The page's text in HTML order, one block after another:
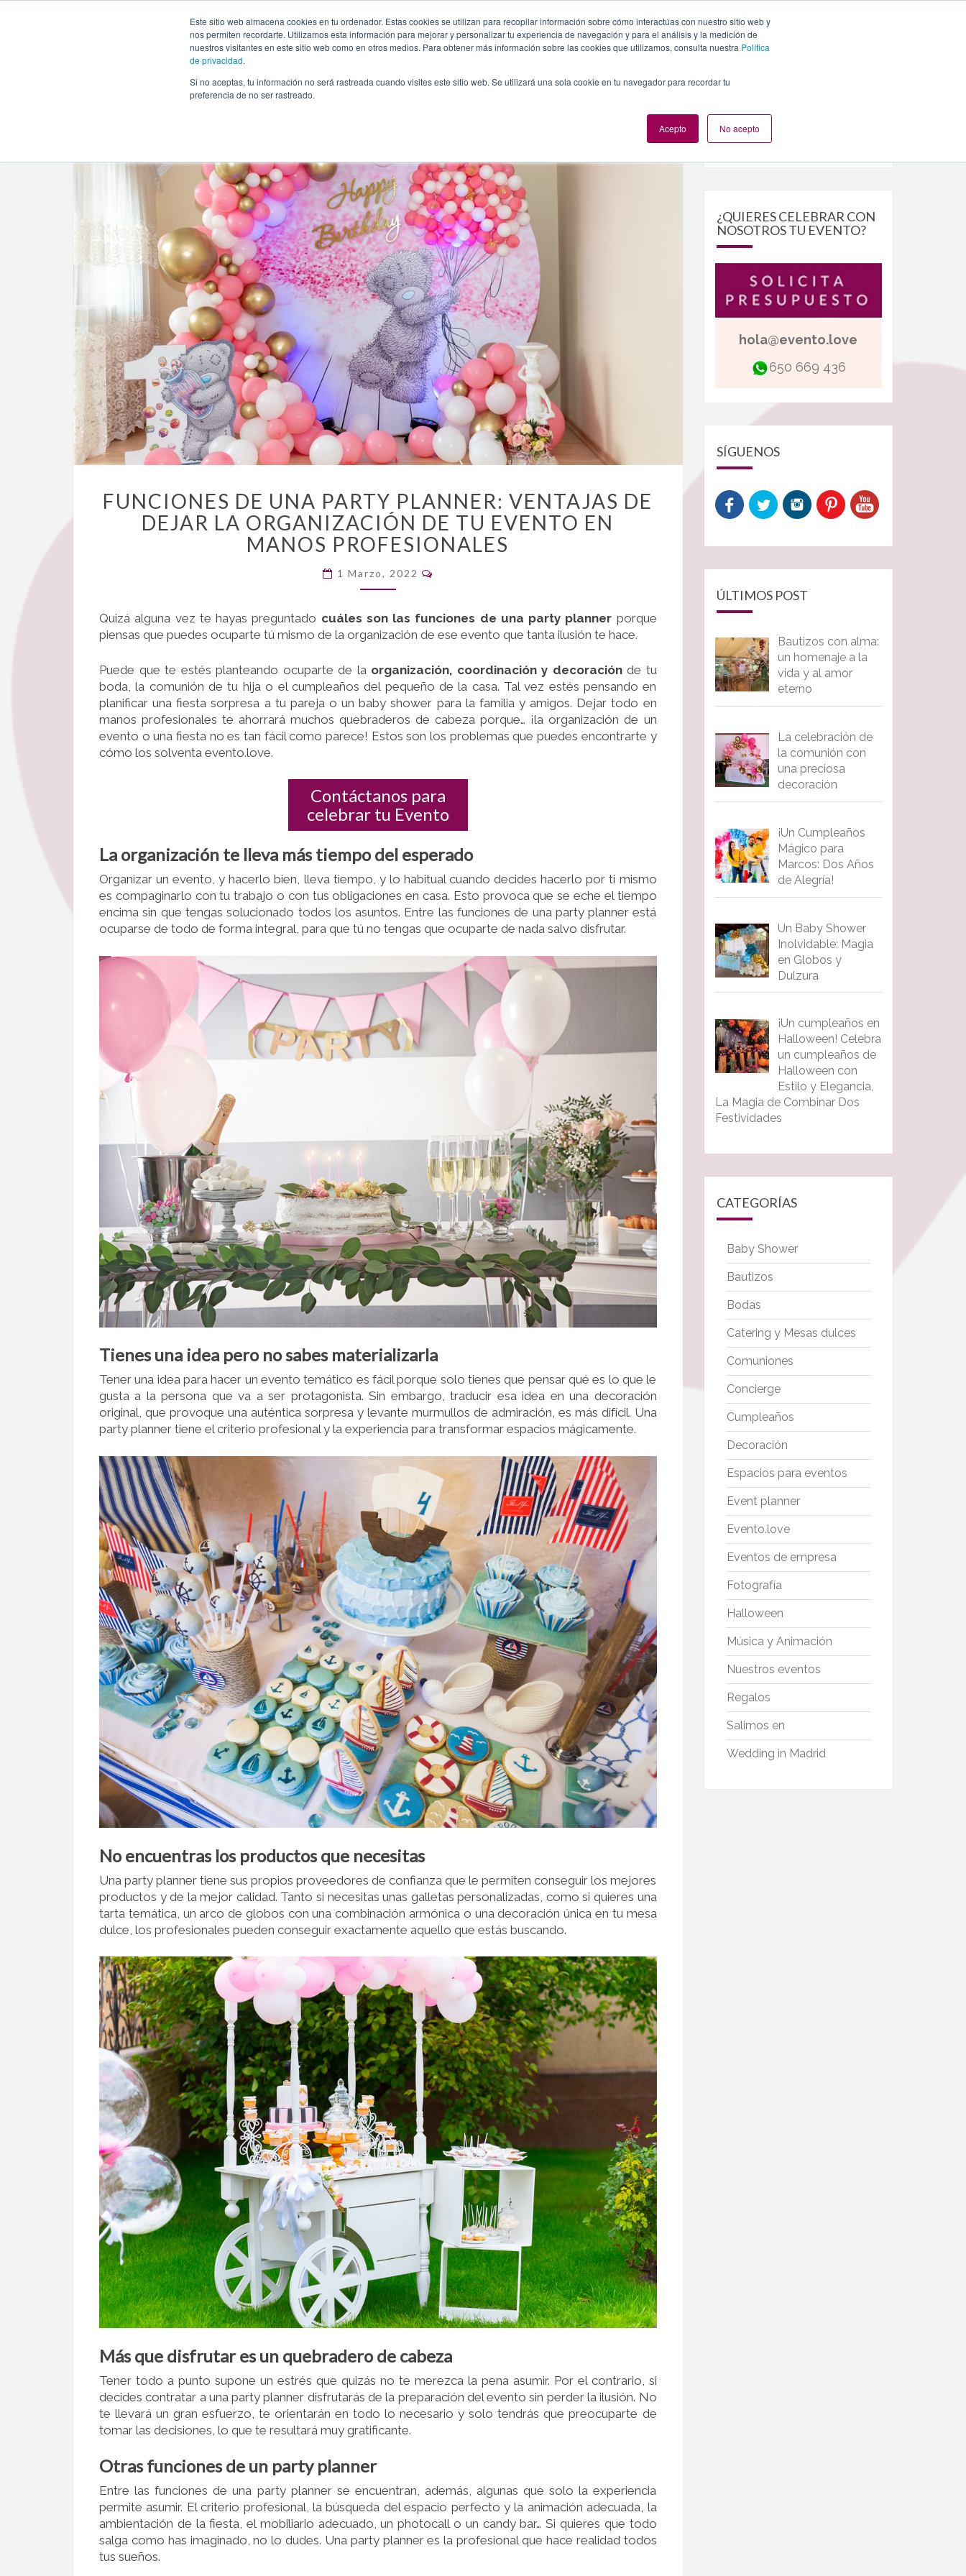
Este sitio web almacena cookies en tu ordenador. Estas cookies se utilizan para recopilar información sobre cómo interactúas con nuestro sitio web y
nos permiten recordarte. Utilizamos esta información para mejorar y personalizar tu experiencia de navegación y para el análisis y la medición de
nuestros visitantes en este sitio web como en otros medios. Para obtener más información sobre las cookies que utilizamos, consulta nuestra Política
de privacidad.
Si no aceptas, tu información no será rastreada cuando visites este sitio web. Se utilizará una sola cookie en tu navegador para recordar tu
preferencia de no ser rastreado.
Acepto No acepto
INICIO QUIÉNES SOMOS TE OFRECEMOS PLANES NUESTROS EVENTOS
Event planner»Funciones de una party planner: ventajas de dejar la organización de tu evento en manos profesionales
DE
UNA
PARTY
PLANNER:
VENTAJAS
DE
LA
TU
EVENTO
EN
MANOS
FUNCIONES DE UNA PARTY PLANNER: VENTAJAS DE
DEJAR LA ORGANIZACIÓN DE TU EVENTO EN
MANOS PROFESIONALES
1 Marzo, 2022
Quizá alguna vez te hayas preguntado cuáles son las funciones de una party planner porque
piensas que puedes ocuparte tú mismo de la organización de ese evento que tanta ilusión te hace.
Puede que te estés planteando ocuparte de la organización, coordinación y decoraciónde tu
boda, la comunión de tu hija o el cumpleaños del pequeño de la casa. Tal vez estés pensando en
planificar una fiesta sorpresa a tu pareja o un baby shower para la familia y amigos. Dejar todo en
manos profesionales te ahorrará muchos quebraderos de cabeza porque… ¡la organización de un
evento o una fiesta no es tan fácil como parece! Estos son los problemas que puedes encontrarte y
cómo los solventa evento.love.
Contáctanos para
celebrar tu Evento
La organización te lleva más tiempo del esperado
Organizar un evento, y hacerlo bien, lleva tiempo, y lo habitual cuando decides hacerlo por ti mismo
es compaginarlo con tu trabajo o con tus obligaciones en casa. Esto provoca que se eche el tiempo
encima sin que tengas solucionado todos los asuntos. Entre las funciones de una party planner está
ocuparse de todo de forma integral, para que tú no tengas que ocuparte de nada salvo disfrutar.
Tienes una idea pero no sabes materializarla
Tener una idea para hacer un evento temático es fácil porque solo tienes que pensar qué es lo que le
gusta a la persona que va a ser protagonista. Sin embargo, traducir esa idea en una decoración
original, que provoque una auténtica sorpresa y levante murmullos de admiración, es más difícil. Una
party planner tiene el criterio profesional y la experiencia para transformar espacios mágicamente.
No encuentras los productos que necesitas
Una party planner tiene sus propios proveedores de confianza que le permiten conseguir los mejores
productos y de la mejor calidad. Tanto si necesitas unas galletas personalizadas, como si quieres una
tarta temática, un arco de globos con una combinación armónica o una decoración única en tu mesa
dulce, los profesionales pueden conseguir exactamente aquello que estás buscando.
Más que disfrutar es un quebradero de cabeza
Tener todo a punto supone un estrés que quizás no te merezca la pena asumir. Por el contrario, si
decides contratar a una party planner disfrutarás de la preparación del evento sin perder la ilusión. No
te llevará un gran esfuerzo, te orientarán en todo lo necesario y solo tendrás que preocuparte de
tomar las decisiones, lo que te resultará muy gratificante.
Otras funciones de un party planner
Entre las funciones de una party planner se encuentran, además, algunas que solo la experiencia
permite asumir. El criterio profesional, la búsqueda del espacio perfecto y la animación adecuada, la
ambientación de la fiesta, el mobiliario adecuado, un photocall o un candy bar… Si quieres que todo
salga como has imaginado, no lo dudes. Una party planner es la profesional que hace realidad todos
tus sueños.
Buscar
¿QUIERES CELEBRAR CON
NOSOTROS TU EVENTO?
hola@evento.love
650 669 436
SÍGUENOS
ÚLTIMOS POST
Bautizos con alma:
un homenaje a la
vida y al amor
eterno
La celebración de
la comunión con
una preciosa
decoración
¡Un Cumpleaños
Mágico para
Marcos: Dos Años
de Alegría!
Un Baby Shower
Inolvidable: Magia
en Globos y
Dulzura
¡Un cumpleaños en
Halloween! Celebra
un cumpleaños de
Halloween con
Estilo y Elegancia,
La Magia de Combinar Dos
Festividades
CATEGORÍAS
Baby Shower
Bautizos
Bodas
Catering y Mesas dulces
Comuniones
Concierge
Cumpleaños
Decoración
Espacios para eventos
Event planner
Evento.love
Eventos de empresa
Fotografía
Halloween
Música y Animación
Nuestros eventos
Regalos
Salimos en
Wedding in Madrid